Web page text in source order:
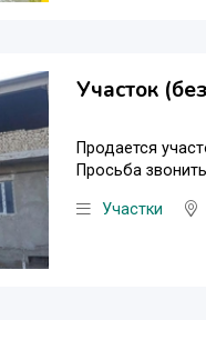
Участок
Продается
Просьба
Участки